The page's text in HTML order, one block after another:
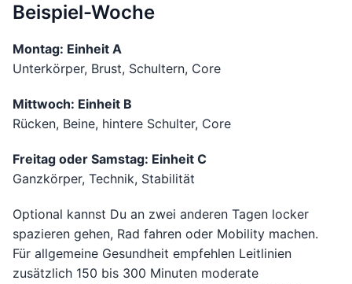
Beispiel-Woche
Montag: Einheit A
Unterkörper, Brust, Schultern, Core
Mittwoch: Einheit B
Rücken, Beine, hintere Schulter, Core
Freitag oder Samstag: Einheit C
Ganzkörper, Technik, Stabilität
Optional kannst Du an zwei anderen Tagen locker
spazieren gehen, Rad fahren oder Mobility machen.
Für allgemeine Gesundheit empfehlen Leitlinien
zusätzlich 150 bis 300 Minuten moderate